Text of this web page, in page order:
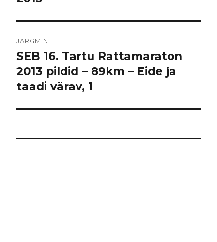
JÄRGMINE
Järgmine
postitus:
SEB 16. Tartu Rattamaraton
2013 pildid – 89km – Eide ja
taadi värav, 1